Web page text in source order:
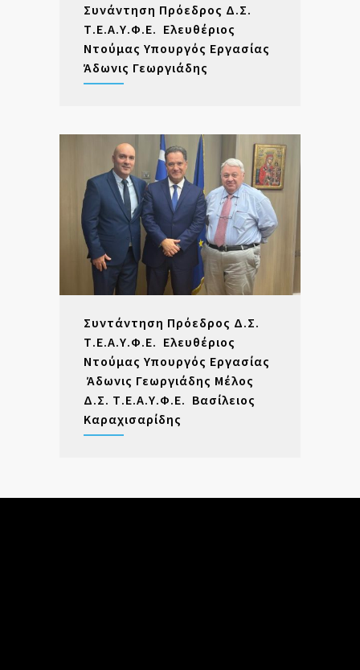
Συνάντηση Πρόεδρος Δ.Σ.
Τ.Ε.Α.Υ.Φ.Ε. Ελευθέριος
Ντούμας Υπουργός Εργασίας
Άδωνις Γεωργιάδης
Συντάντηση Πρόεδρος Δ.Σ.
Τ.Ε.Α.Υ.Φ.Ε. Ελευθέριος
Ντούμας Υπουργός Εργασίας
Άδωνις Γεωργιάδης Μέλος
Δ.Σ. Τ.Ε.Α.Υ.Φ.Ε. Βασίλειος
Καραχισαρίδης